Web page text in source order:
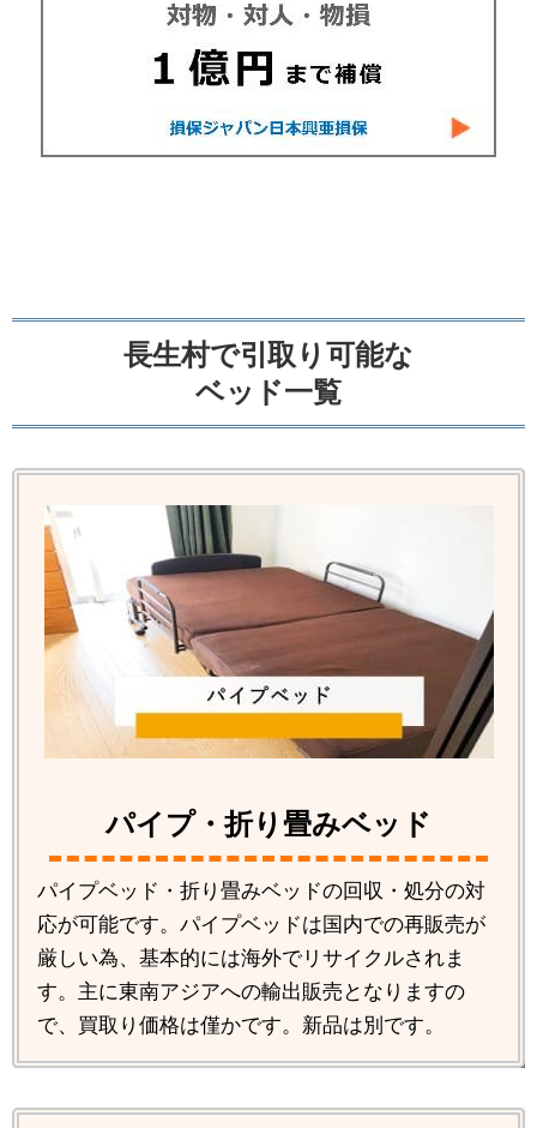
長生村で引取り可能な
ベッド一覧
パイプ・折り畳みベッド
パイプベッド・折り畳みベッドの回収・処分の対
応が可能です。パイプベッドは国内での再販売が
厳しい為、基本的には海外でリサイクルされま
す。主に東南アジアへの輸出販売となりますの
で、買取り価格は僅かです。新品は別です。